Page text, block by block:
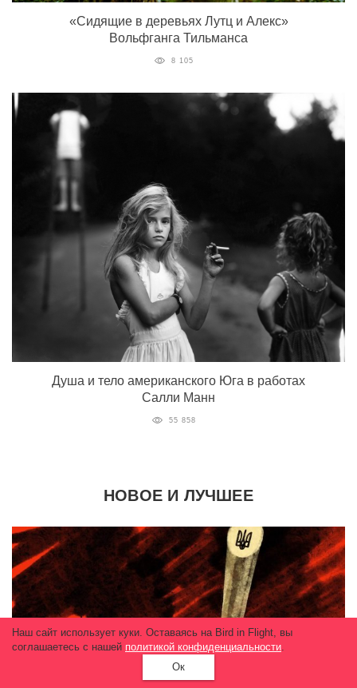
«Сидящие в деревьях Лутц и Алекс»
Вольфганга Тильманса
8 105
Душа и тело американского Юга в работах
Салли Манн
55 858
НОВОЕ И ЛУЧШЕЕ
Наш сайт использует куки. Оставаясь на Bird in Flight, вы
соглашаетесь с нашей политикой конфиденциальности.
Ок